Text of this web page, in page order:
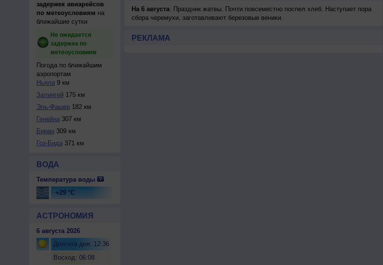
задержек авиарейсов
по метеоусловиям на
ближайшие сутки
Не ожидается
задержек по
метеоусловиям
Погода по ближайшим
аэропортам
Ньяла9 км
Залингей 175 км
Эль-Фашер182 км
Генейна307 км
Бирао309 км
Гоз-Бида371 км
ВОДА
Температура воды
+29 °C
АСТРОНОМИЯ
6 августа 2026
Долгота дня: 12:36
Восход: 06:08
На 6 августа: Праздник жатвы. Почти повсеместно поспел хлеб. Наступает пора
сбора черемухи, заготавливают березовые веники.
РЕКЛАМА